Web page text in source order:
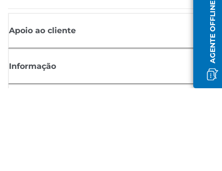
AGENTE OFFLINE
Apoio ao cliente
Informação